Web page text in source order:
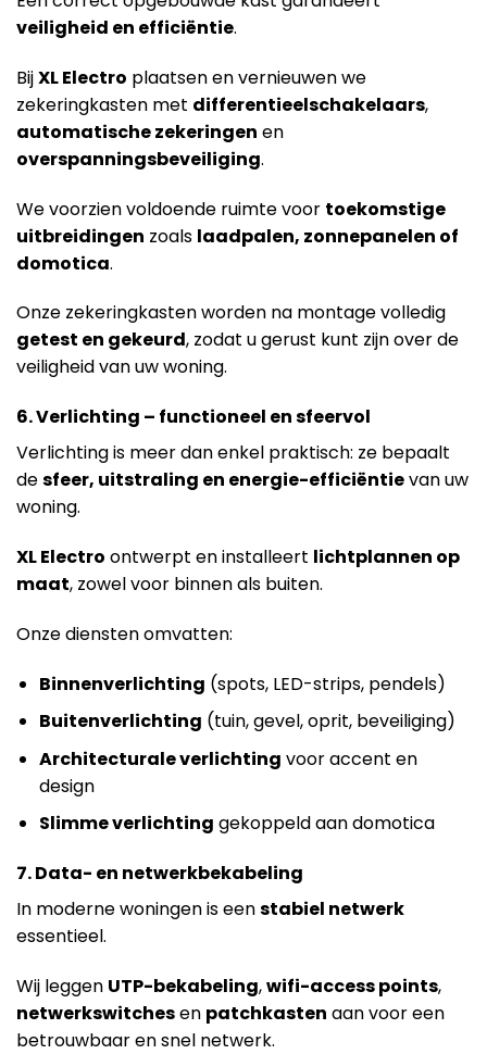
veiligheid en efficiëntie.
BijXL Electro plaatsen en vernieuwen we
zekeringkasten met differentieelschakelaars,
automatische zekeringen en
overspanningsbeveiliging.
We voorzien voldoende ruimte voor toekomstige
uitbreidingen zoals laadpalen, zonnepanelen of
domotica.
Onze zekeringkasten worden na montage volledig
getest en gekeurd, zodat u gerust kunt zijn over de
veiligheid van uw woning.
6. Verlichting – functioneel en sfeervol
Verlichting is meer dan enkel praktisch: ze bepaalt
desfeer, uitstraling en energie-efficiëntievan uw
woning.
XL Electro ontwerpt en installeert lichtplannen op
maat, zowel voor binnen als buiten.
Onze diensten omvatten:
Binnenverlichting (spots, LED-strips, pendels)
Buitenverlichting (tuin, gevel, oprit, beveiliging)
Architecturale verlichting voor accent en
design
Slimme verlichting gekoppeld aan domotica
7. Data- en netwerkbekabeling
In moderne woningen is eenstabiel netwerk
essentieel.
Wij leggen UTP-bekabeling,wifi-access points,
netwerkswitchesen patchkasten aan voor een
betrouwbaar en snel netwerk.